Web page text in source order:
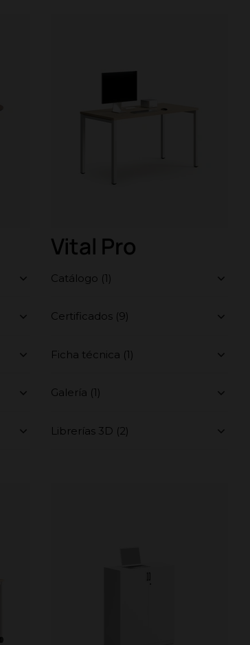
Vital Pro
Catálogo (1)
Certificados (9)
Ficha técnica (1)
Galería (1)
Librerías 3D (2)